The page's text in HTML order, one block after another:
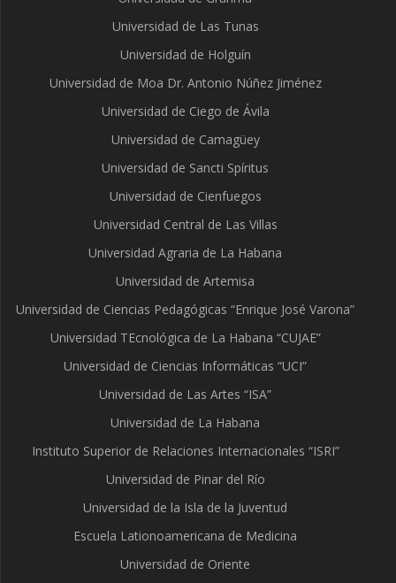
Universidad de Las Tunas
Universidad de Holguín
Universidad de Moa Dr. Antonio Núñez Jiménez
Universidad de Ciego de Ávila
Universidad de Camagüey
Universidad de Sancti Spíritus
Universidad de Cienfuegos
Universidad Central de Las Villas
Universidad Agraria de La Habana
Universidad de Artemisa
Universidad de Ciencias Pedagógicas “Enrique José Varona”
Universidad TEcnológica de La Habana “CUJAE”
Universidad de Ciencias Informáticas “UCI”
Universidad de Las Artes “ISA”
Universidad de La Habana
Instituto Superior de Relaciones Internacionales “ISRI”
Universidad de Pinar del Río
Universidad de la Isla de la Juventud
Escuela Lationoamericana de Medicina
Universidad de Oriente